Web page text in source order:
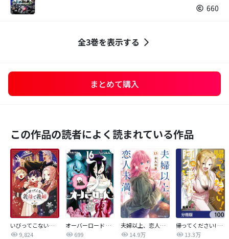
660
全3巻を表示する
まとめて購入
この作品の読者によく読まれている作品
いびってこない義母と義姉
9,824
オーバーロード 不死者のOh!
699
夫婦以上、恋人未満。【分冊版】
14.9万
帰ってください! 阿久津さん【分冊版】
13.3万